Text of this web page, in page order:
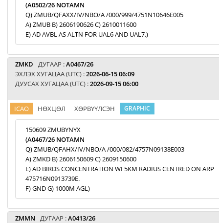
(A0502/26 NOTAMN
Q) ZMUB/QFAXX/IV/NBO/A /000/999/4751N10646E005
A) ZMUB B) 2606190626 C) 2610011600
E) AD AVBL AS ALTN FOR UAL6 AND UAL7.)
ZMKD ДУГААР :A0467/26
ЭХЛЭХ ХУГАЦАА (UTC) :2026-06-15 06:09
ДУУСАХ ХУГАЦАА (UTC) :2026-09-15 06:00
ICAO НӨХЦӨЛ ХӨРВҮҮЛСЭН GRAPHIC
150609 ZMUBYNYX
(A0467/26 NOTAMN
Q) ZMUB/QFAHX/IV/NBO/A /000/082/4757N09138E003
A) ZMKD B) 2606150609 C) 2609150600
E) AD BIRDS CONCENTRATION WI 5KM RADIUS CENTRED ON ARP
475716N0913739E.
F) GND G) 1000M AGL)
ZMMN ДУГААР :A0413/26